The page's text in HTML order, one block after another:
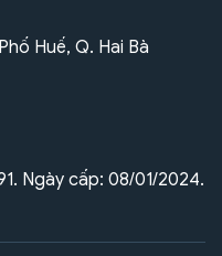
Huế, Q. Hai Bà
Ngày cấp: 08/01/2024.